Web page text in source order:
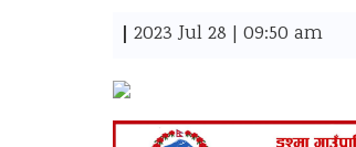
| 2023 Jul 28 | 09:50 am